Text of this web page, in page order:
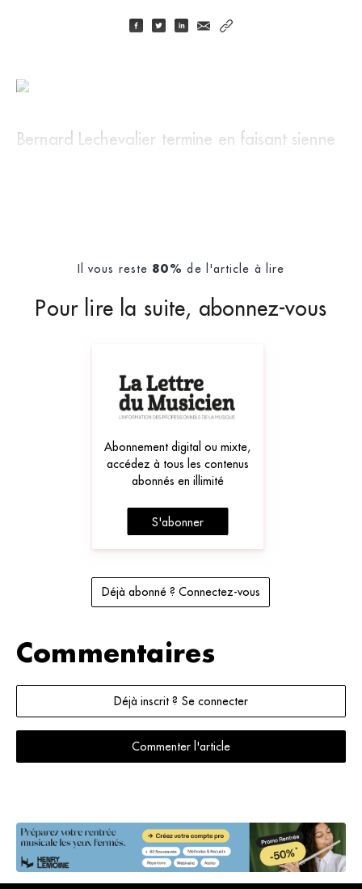
Bernard Lechevalier termine en faisant sienne
Il vous reste 80% de l'article à lire
Pour lire la suite, abonnez-vous
Abonnement digital ou mixte,
accédez à tous les contenus
abonnés en illimité
S'abonner
Déjà abonné ? Connectez-vous
Commentaires
Déjà inscrit ? Se connecter
Commenter l'article